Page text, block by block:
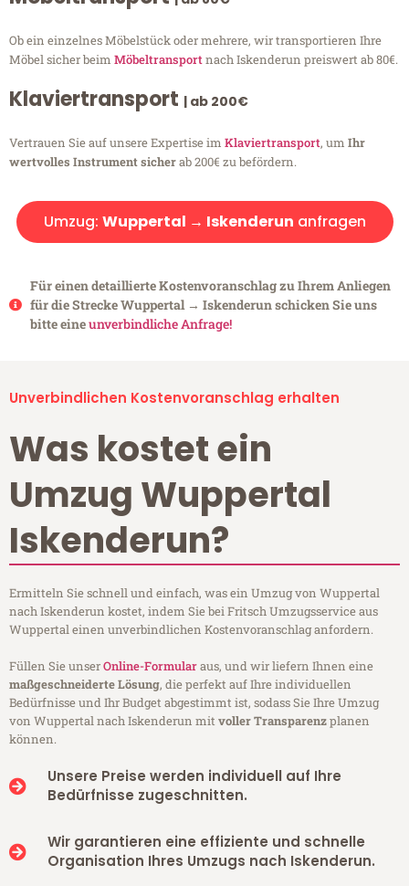
Ob ein einzelnes Möbelstück oder mehrere, wir transportieren Ihre
Möbel sicher beim Möbeltransportnach Iskenderun preiswert ab 80€.
Klaviertransport | ab 200€
Vertrauen Sie auf unsere Expertise im Klaviertransport, um Ihr
wertvolles Instrument sicherab 200€ zu befördern.
Umzug: Wuppertal → Iskenderun anfragen
Für einen detaillierte Kostenvoranschlag zu Ihrem Anliegen
für die Strecke Wuppertal → Iskenderun schicken Sie uns
bitte eineunverbindliche Anfrage!
Unverbindlichen Kostenvoranschlag erhalten
Was kostet ein
Umzug Wuppertal
Iskenderun?
Ermitteln Sie schnell und einfach, was ein Umzug von Wuppertal
nach Iskenderun kostet, indem Sie bei Fritsch Umzugsservice aus
Wuppertal einen unverbindlichen Kostenvoranschlag anfordern.
Füllen Sie unserOnline-Formularaus, und wir liefern Ihnen eine
maßgeschneiderte Lösung, die perfekt auf Ihre individuellen
Bedürfnisse und Ihr Budget abgestimmt ist, sodass Sie Ihre Umzug
von Wuppertal nach Iskenderun mitvoller Transparenzplanen
können.
Unsere Preise werden individuell auf Ihre
Bedürfnisse zugeschnitten.
Wir garantieren eine effiziente und schnelle
Organisation Ihres Umzugs nach Iskenderun.